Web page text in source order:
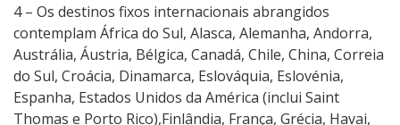
4 – Os destinos fixos internacionais abrangidos
contemplam África do Sul, Alasca, Alemanha, Andorra,
Austrália, Áustria, Bélgica, Canadá, Chile, China, Correia
do Sul, Croácia, Dinamarca, Eslováquia, Eslovénia,
Espanha, Estados Unidos da América (inclui Saint
Thomas e Porto Rico),Finlândia, França, Grécia, Havai,